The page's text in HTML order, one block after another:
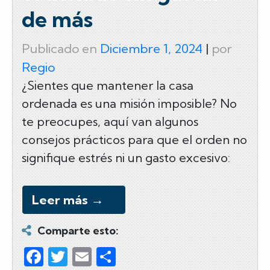
de más
Publicado en Diciembre 1, 2024 | por
Regio
¿Sientes que mantener la casa
ordenada es una misión imposible? No
te preocupes, aquí van algunos
consejos prácticos para que el orden no
signifique estrés ni un gasto excesivo:
Leer más →
Comparte esto:
F T E C